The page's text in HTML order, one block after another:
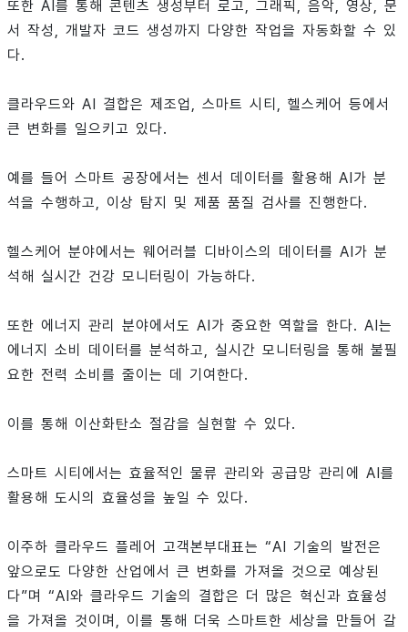
또한 AI를 통해 콘텐츠 생성부터 로고, 그래픽, 음악, 영상, 문
서 작성, 개발자 코드 생성까지 다양한 작업을 자동화할 수 있
다.
클라우드와 AI 결합은 제조업, 스마트 시티, 헬스케어 등에서
큰 변화를 일으키고 있다.
예를 들어 스마트 공장에서는 센서 데이터를 활용해 AI가 분
석을 수행하고, 이상 탐지 및 제품 품질 검사를 진행한다.
헬스케어 분야에서는 웨어러블 디바이스의 데이터를 AI가 분
석해 실시간 건강 모니터링이 가능하다.
또한 에너지 관리 분야에서도 AI가 중요한 역할을 한다. AI는
에너지 소비 데이터를 분석하고, 실시간 모니터링을 통해 불필
요한 전력 소비를 줄이는 데 기여한다.
이를 통해 이산화탄소 절감을 실현할 수 있다.
스마트 시티에서는 효율적인 물류 관리와 공급망 관리에 AI를
활용해 도시의 효율성을 높일 수 있다.
이주하 클라우드 플레어 고객본부대표는 “AI 기술의 발전은
앞으로도 다양한 산업에서 큰 변화를 가져올 것으로 예상된
다”며 “AI와 클라우드 기술의 결합은 더 많은 혁신과 효율성
을 가져올 것이며, 이를 통해 더욱 스마트한 세상을 만들어 갈